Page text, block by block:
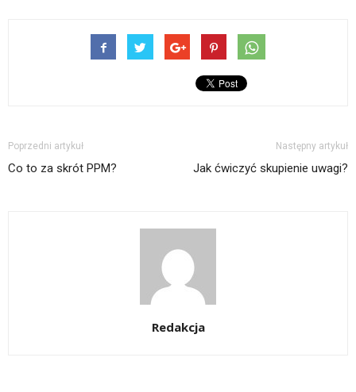
Poprzedni artykuł
Co to za skrót PPM?
Następny artykuł
Jak ćwiczyć skupienie uwagi?
Redakcja